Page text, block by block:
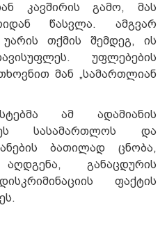
კავშირის გამო, მას
წასვლა. ამგვარ
თქმის შემდეგ, ის
უფლებების
მან „სამართლიან
ამ ადამიანის
სასამართლოს და
ბათილად ცნობა,
განაცდურის
ფაქტის